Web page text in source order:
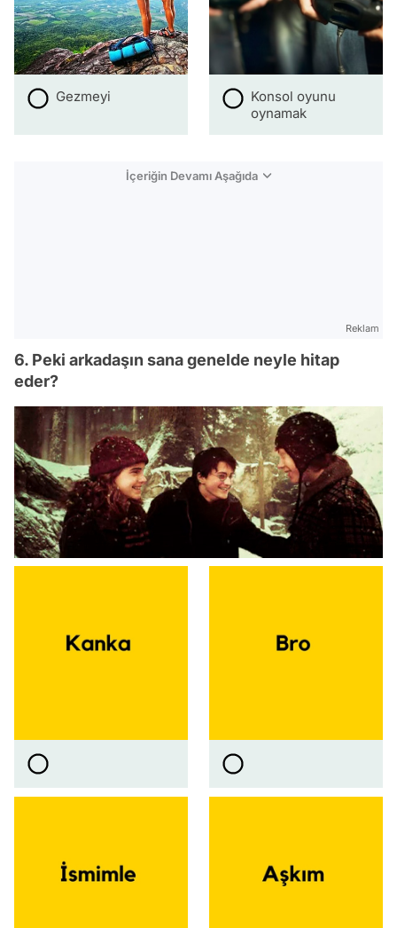
Gezmeyi
Konsol oyunu
oynamak
İçeriğin Devamı Aşağıda
Reklam
6. Peki arkadaşın sana genelde neyle hitap
eder?